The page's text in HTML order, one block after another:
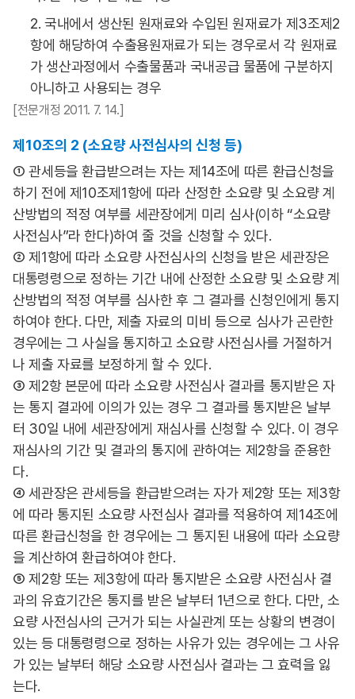
2. 국내에서 생산된 원재료와 수입된 원재료가 제3조제2
항에 해당하여 수출용원재료가 되는 경우로서 각 원재료
가 생산과정에서 수출물품과 국내공급 물품에 구분하지
아니하고 사용되는 경우
[전문개정 2011. 7. 14.]
제10조의 2 (소요량 사전심사의 신청 등)
① 관세등을 환급받으려는 자는 제14조에 따른 환급신청을
하기 전에 제10조제1항에 따라 산정한 소요량 및 소요량 계
산방법의 적정 여부를 세관장에게 미리 심사(이하 “소요량
사전심사”라 한다)하여 줄 것을 신청할 수 있다.
② 제1항에 따라 소요량 사전심사의 신청을 받은 세관장은
대통령령으로 정하는 기간 내에 산정한 소요량 및 소요량 계
산방법의 적정 여부를 심사한 후 그 결과를 신청인에게 통지
하여야 한다. 다만, 제출 자료의 미비 등으로 심사가 곤란한
경우에는 그 사실을 통지하고 소요량 사전심사를 거절하거
나 제출 자료를 보정하게 할 수 있다.
③ 제2항 본문에 따라 소요량 사전심사 결과를 통지받은 자
는 통지 결과에 이의가 있는 경우 그 결과를 통지받은 날부
터 30일 내에 세관장에게 재심사를 신청할 수 있다. 이 경우
재심사의 기간 및 결과의 통지에 관하여는 제2항을 준용한
다.
④ 세관장은 관세등을 환급받으려는 자가 제2항 또는 제3항
에 따라 통지된 소요량 사전심사 결과를 적용하여 제14조에
따른 환급신청을 한 경우에는 그 통지된 내용에 따라 소요량
을 계산하여 환급하여야 한다.
⑤ 제2항 또는 제3항에 따라 통지받은 소요량 사전심사 결
과의 유효기간은 통지를 받은 날부터 1년으로 한다. 다만, 소
요량 사전심사의 근거가 되는 사실관계 또는 상황의 변경이
있는 등 대통령령으로 정하는 사유가 있는 경우에는 그 사유
가 있는 날부터 해당 소요량 사전심사 결과는 그 효력을 잃
는다.